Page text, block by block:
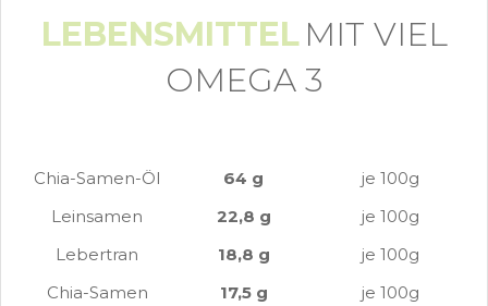
LEBENSMITTEL MIT VIEL
OMEGA 3
Chia-Samen-Öl 64 g
je 100g
Leinsamen
22,8 g
je 100g
Lebertran
18,8 g
je 100g
Chia-Samen
17,5 g je 100g